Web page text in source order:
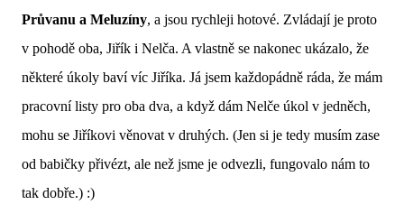
Průvanu a Meluzíny, a jsou rychleji hotové. Zvládají je proto
v pohodě oba, Jiřík i Nelča. A vlastně se nakonec ukázalo, že
některé úkoly baví víc Jiříka. Já jsem každopádně ráda, že mám
pracovní listy pro oba dva, a když dám Nelče úkol v jedněch,
mohu se Jiříkovi věnovat v druhých. (Jen si je tedy musím zase
od babičky přivézt, ale než jsme je odvezli, fungovalo nám to
tak dobře.) :)